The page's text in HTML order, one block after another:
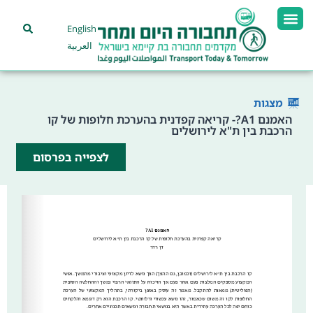
English
العربية
מצגות
האמנם A1?- קריאה קפדנית בהערכת חלופות של קו
הרכבת בין ת"א לירושלים
לצפייה בפרסום